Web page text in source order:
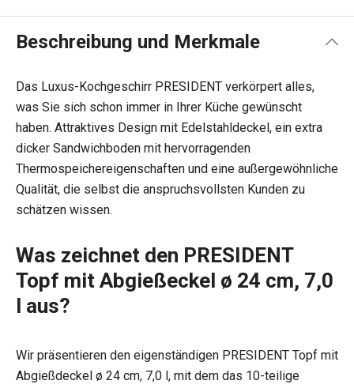
Beschreibung und Merkmale
Das Luxus-Kochgeschirr PRESIDENT verkörpert alles,
was Sie sich schon immer in Ihrer Küche gewünscht
haben. Attraktives Design mit Edelstahldeckel, ein extra
dicker Sandwichboden mit hervorragenden
Thermospeichereigenschaften und eine außergewöhnliche
Qualität, die selbst die anspruchsvollsten Kunden zu
schätzen wissen.
Was zeichnet den PRESIDENT
Topf mit Abgießeckel ø 24 cm, 7,0
l aus?
Wir präsentieren den eigenständigen PRESIDENT Topf mit
Abgießdeckel ø 24 cm, 7,0 l, mit dem das 10-teilige